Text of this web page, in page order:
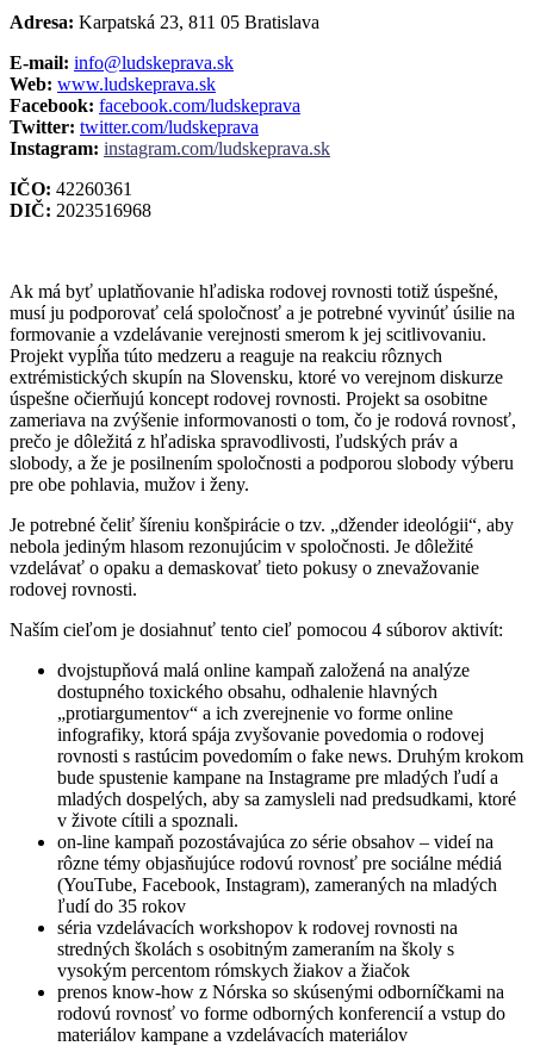
Adresa: Karpatská 23, 811 05 Bratislava
E-mail: info@ludskeprava.sk
Web: www.ludskeprava.sk
Facebook: facebook.com/ludskeprava
Twitter: twitter.com/ludskeprava
Instagram: instagram.com/ludskeprava.sk
IČO: 42260361
DIČ: 2023516968
Ak má byť uplatňovanie hľadiska rodovej rovnosti totiž úspešné,
musí ju podporovať celá spoločnosť a je potrebné vyvinúť úsilie na
formovanie a vzdelávanie verejnosti smerom k jej scitlivovaniu.
Projekt vypĺňa túto medzeru a reaguje na reakciu rôznych
extrémistických skupín na Slovensku, ktoré vo verejnom diskurze
úspešne očierňujú koncept rodovej rovnosti. Projekt sa osobitne
zameriava na zvýšenie informovanosti o tom, čo je rodová rovnosť,
prečo je dôležitá z hľadiska spravodlivosti, ľudských práv a
slobody, a že je posilnením spoločnosti a podporou slobody výberu
pre obe pohlavia, mužov i ženy.
Je potrebné čeliť šíreniu konšpirácie o tzv. „džender ideológii“, aby
nebola jediným hlasom rezonujúcim v spoločnosti. Je dôležité
vzdelávať o opaku a demaskovať tieto pokusy o znevažovanie
rodovej rovnosti.
Naším cieľom je dosiahnuť tento cieľ pomocou 4 súborov aktivít:
dvojstupňová malá online kampaň založená na analýze
dostupného toxického obsahu, odhalenie hlavných
„protiargumentov“ a ich zverejnenie vo forme online
infografiky, ktorá spája zvyšovanie povedomia o rodovej
rovnosti s rastúcim povedomím o fake news. Druhým krokom
bude spustenie kampane na Instagrame pre mladých ľudí a
mladých dospelých, aby sa zamysleli nad predsudkami, ktoré
v živote cítili a spoznali.
on-line kampaň pozostávajúca zo série obsahov – videí na
rôzne témy objasňujúce rodovú rovnosť pre sociálne médiá
(YouTube, Facebook, Instagram), zameraných na mladých
ľudí do 35 rokov
séria vzdelávacích workshopov k rodovej rovnosti na
stredných školách s osobitným zameraním na školy s
vysokým percentom rómskych žiakov a žiačok
prenos know-how z Nórska so skúsenými odborníčkami na
rodovú rovnosť vo forme odborných konferencií a vstup do
materiálov kampane a vzdelávacích materiálov